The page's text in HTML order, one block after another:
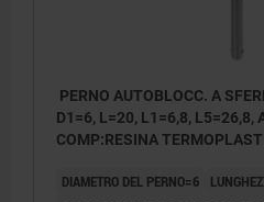
PERNO AUTOBLOCC. A
D1=6, L=20, L1=6,8, L5=26,8,
COMP:RESINA
DIAMETRO DEL PERNO=6